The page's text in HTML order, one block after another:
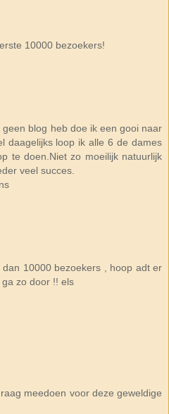
10000 bezoekers!
blog heb doe ik een gooi naar
daagelijks loop ik alle 6 de dames
te doen.Niet zo moeilijk natuurlijk
veel succes.
10000 bezoekers , hoop adt er
zo door !! els
meedoen voor deze geweldige